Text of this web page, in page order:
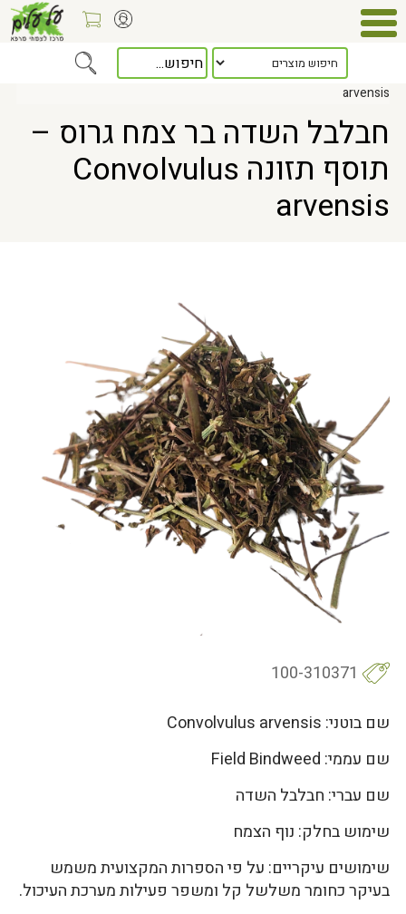
> חבלבל השדה בר צמח גרוס – תוסף תזונה Convolvulus
arvensis
חבלבל השדה בר צמח גרוס –
תוסף תזונה Convolvulus
arvensis
100-310371
שם בוטני: Convolvulus arvensis
שם עממי: Field Bindweed
שם עברי: חבלבל השדה
שימוש בחלק: נוף הצמח
שימושים עיקריים: על פי הספרות המקצועית משמש
בעיקר כחומר משלשל קל ומשפר פעילות מערכת העיכול.